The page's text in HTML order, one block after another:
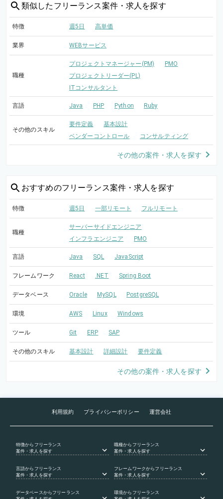
類似した フリーランス案件・求人を探す
特徴 週5日 高単価
業界 WEBサービス
職種
プロジェクトマネージャー(PM)
PMO
プロジェクトリーダー(PL)
ITコンサルタント
言語 Java PHP Python Ruby
その他のスキル
要件定義
基本設計
ベンダーコントロール
コンサルティング
その他の案件・求人を探す
おすすめのフリーランス案件・求人を探す
特徴 週5日 一部リモート フルリモート
職種
サーバーサイドエンジニア
インフラエンジニア
PMO
言語 Java SQL JavaScript
フレームワーク React .NET Spring Boot
データベース Oracle MySQL PostgreSQL
環境 AWS Linux Windows
ツール Git ERP SAP
その他のスキル 基本設計 詳細設計 要件定義
その他の案件・求人を探す
利用規約 プライバシーポリシー 運営会社
特徴からフリーランス
案件・求人を探す
職種からフリーランス
案件・求人を探す
言語からフリーランス
案件・求人を探す
フレームワークからフリーランス
案件・求人を探す
データベース からフリーランス
環境からフリーランス